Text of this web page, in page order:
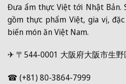
Đưa ẩm thực Việt tới Nhật Bản.
gồm thực phẩm Việt, gia vị,
biến món ăn Việt Nam.
✈ 〒544-0001 大阪府大阪市生野
☎ (+81) 80-3864-7999